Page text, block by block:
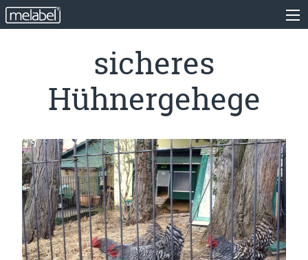
sicheres
Hühnergehege